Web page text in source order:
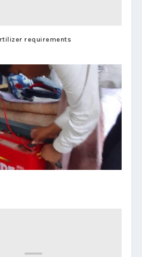
requirements